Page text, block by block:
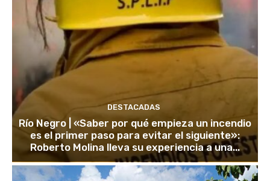
DESTACADAS
Río Negro | «Saber por qué empieza un incendio
es el primer paso para evitar el siguiente»:
Roberto Molina lleva su experiencia a una...